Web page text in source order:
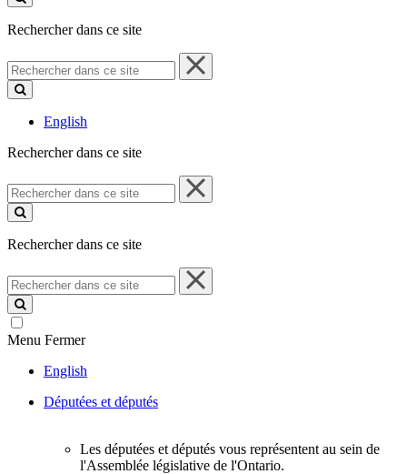
Rechercher dans ce site
Rechercher
dans
ce
English
Rechercher dans ce site
Rechercher
dans
ce
Rechercher dans ce site
Rechercher
dans
ce
site
Menu Fermer
English
Députées et députés
Les députées et députés vous représentent au sein de
l'Assemblée législative de l'Ontario.